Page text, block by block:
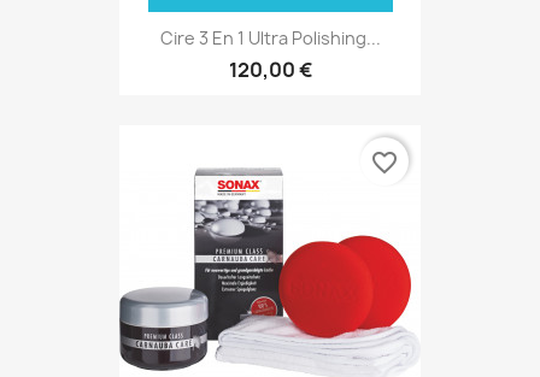
Cire 3 En 1 Ultra Polishing...
120,00 €
favorite_border